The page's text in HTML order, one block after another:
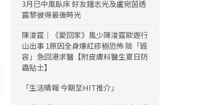
3月已中風臥床 好友鍾志光及盧宛茵透
露黎彼得最後時光
陳浚霆｜《愛回家》風少陳浚霆歐遊行
山出事 1原因全身爆紅疹極恐怖 險「毀
容」急回港求醫【附皮膚科醫生夏日防
蟲貼士】
「生活晴報 今期至HIT推介」